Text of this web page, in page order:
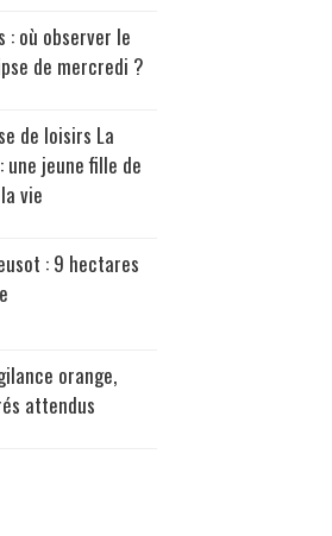
: où observer le
de mercredi ?
de loisirs La
une jeune fille de
vie
: 9 hectares
orange,
attendus